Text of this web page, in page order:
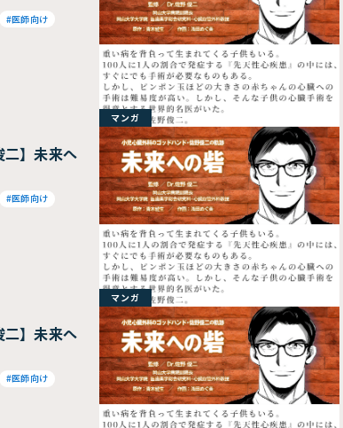
#医師向け
マンガ
二】未来へ
#医師向け
マンガ
二】未来へ
#医師向け